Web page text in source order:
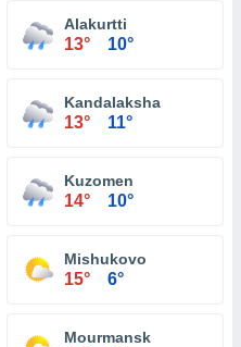
Alakurtti
13° 10°
Kandalaksha
13° 11°
Kuzomen
14° 10°
Mishukovo
15° 6°
Mourmansk